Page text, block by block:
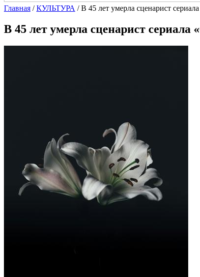
Главная /КУЛЬТУРА /В 45 лет умерла сценарист
В 45 лет умерла сценарист